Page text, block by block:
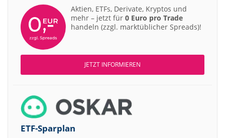
Aktien, ETFs, Derivate, Kryptos und
mehr – jetzt für 0 Euro pro Trade
handeln (zzgl. marktüblicher Spreads)!
JETZT INFORMIEREN
ETF-Sparplan